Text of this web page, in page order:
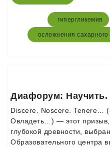
гипергликемия
осложнения сахарного
Диафорум:
Discere. Noscere. Tenere…
Овладеть…) — этот
глубокой древности,
Образовательного центра